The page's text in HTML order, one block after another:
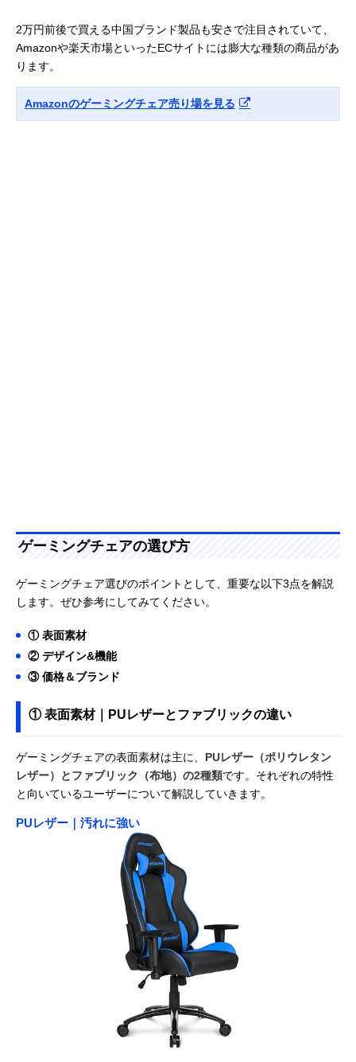
2万円前後で買える中国ブランド製品も安さで注目されていて、
Amazonや楽天市場といったECサイトには膨大な種類の商品があ
ります。
Amazonのゲーミングチェア売り場を見る
ゲーミングチェアの選び方
ゲーミングチェア選びのポイントとして、重要な以下3点を解説
します。ぜひ参考にしてみてください。
① 表面素材
② デザイン&機能
③ 価格＆ブランド
① 表面素材｜PUレザーとファブリックの違い
ゲーミングチェアの表面素材は主に、 PUレザー（ポリウレタン
レザー）とファブリック（布地）の2種類です。それぞれの特性
と向いているユーザーについて解説していきます。
PUレザー｜汚れに強い